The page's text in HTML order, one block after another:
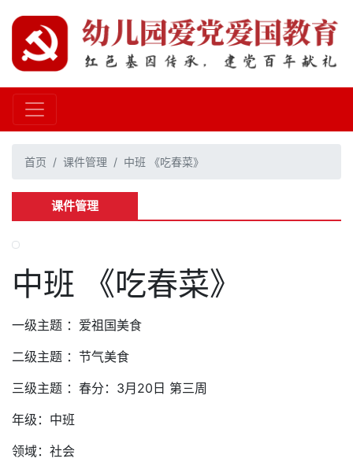
首页 课件管理 中班 《吃春菜》
课件管理
中班 《吃春菜》
一级主题 ：爱祖国美食
二级主题 ：节气美食
三级主题 ：春分：3月20日 第三周
年级：中班
领域：社会